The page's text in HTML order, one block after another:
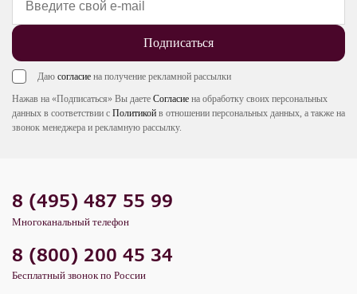
Подписаться
Даю согласие на получение рекламной рассылки
Нажав на «Подписаться» Вы даете Согласие на обработку своих персональных
данных в соответствии с Политикой в отношении персональных данных, а также на
звонок менеджера и рекламную рассылку.
8 (495) 487 55 99
Многоканальный телефон
8 (800) 200 45 34
Бесплатный звонок по России